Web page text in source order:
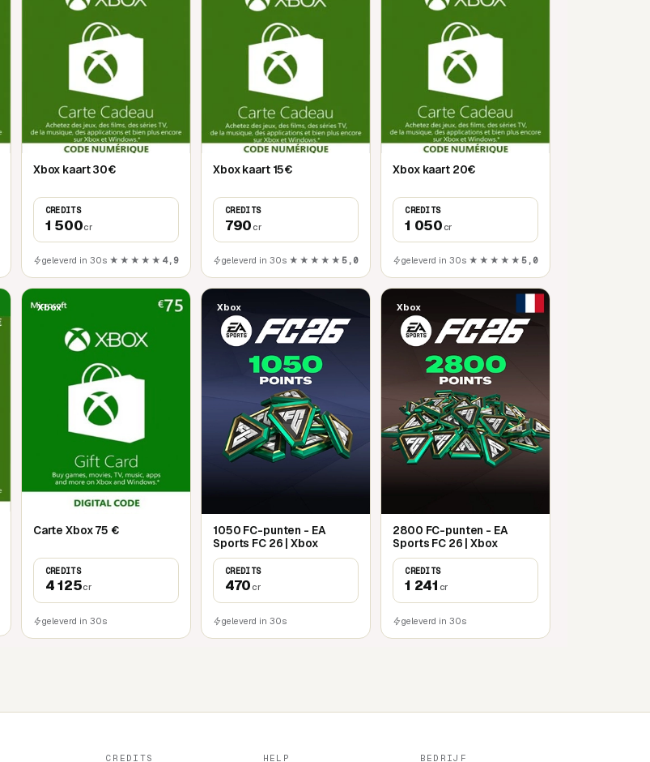
Xbox kaart 30€
CREDITS
1 500cr
geleverd in 30s ★★★★★ 4,9
Xbox kaart 15€
CREDITS
790 cr
geleverd in 30s ★★★★★5,0
Xbox kaart 20€
CREDITS
1 050 cr
geleverd in 30s ★★★★★5,0
Xbox
Carte Xbox 75 €
CREDITS
4 125cr
geleverd in 30s
Xbox
1050 FC-punten - EA
Sports FC 26 | Xbox
CREDITS
470 cr
geleverd in 30s
Xbox
2800 FC-punten - EA
Sports FC 26 | Xbox
CREDITS
1 241 cr
geleverd in 30s
CREDITS HELP BEDRIJF